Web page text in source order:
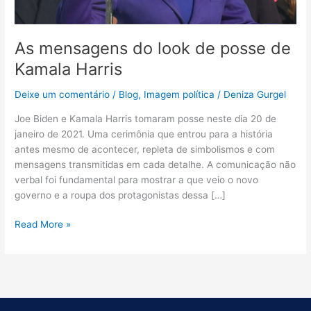
As mensagens do look de posse de
Kamala Harris
Deixe um comentário / Blog, Imagem política / Deniza Gurgel
Joe Biden e Kamala Harris tomaram posse neste dia 20 de
janeiro de 2021. Uma cerimônia que entrou para a história
antes mesmo de acontecer, repleta de simbolismos e com
mensagens transmitidas em cada detalhe. A comunicação não
verbal foi fundamental para mostrar a que veio o novo
governo e a roupa dos protagonistas dessa […]
Read More »